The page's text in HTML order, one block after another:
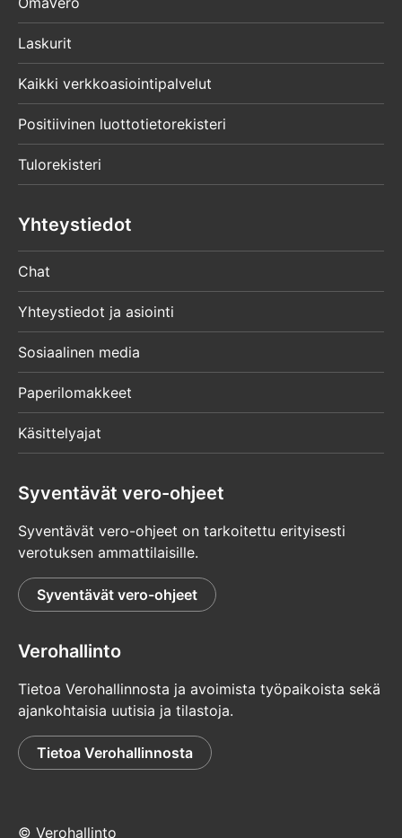
Laskurit
Kaikki verkkoasiointipalvelut
Positiivinen luottotietorekisteri
Tulorekisteri
Yhteystiedot
Chat
Yhteystiedot ja asiointi
Sosiaalinen media
Paperilomakkeet
Käsittelyajat
Syventävät vero-ohjeet
Syventävät vero-ohjeet on tarkoitettu erityisesti
verotuksen ammattilaisille.
Syventävät vero-ohjeet
Verohallinto
Tietoa Verohallinnosta ja avoimista työpaikoista sekä
ajankohtaisia uutisia ja tilastoja.
Tietoa Verohallinnosta
© Verohallinto